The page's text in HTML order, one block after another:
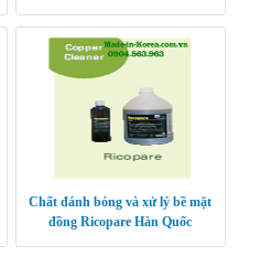
Chất đánh bóng và xử lý bề mặt
đồng Ricopare Hàn Quốc